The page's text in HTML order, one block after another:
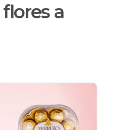
flores a